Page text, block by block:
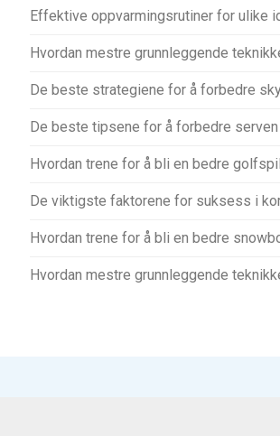
Effektive oppvarmingsrutiner for ulike
Hvordan mestre grunnleggende
De beste strategiene for å forbedre
De beste tipsene for å forbedre serven
Hvordan trene for å bli en bedre
De viktigste faktorene for suksess i
Hvordan trene for å bli en bedre
Hvordan mestre grunnleggende